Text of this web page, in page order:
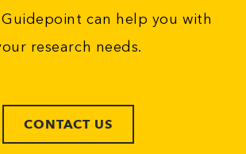
can help you with
research needs.
CONTACT US